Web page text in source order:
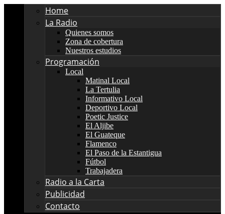
Home
La Radio
Quienes somos
Zona de cobertura
Nuestros estudios
Programación
Local
Matinal Local
La Tertulia
Informativo Local
Deportivo Local
Poetic Justice
El Aljibe
El Guateque
Flamenco
El Paso de la Estantigua
Fútbol
Trabajadera
Radio a la Carta
Publicidad
Contacto